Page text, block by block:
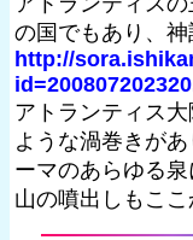
の国でもあり、神
http://
アトランティス
ような渦巻きが
ーマのあらゆる
山の噴出しもここ